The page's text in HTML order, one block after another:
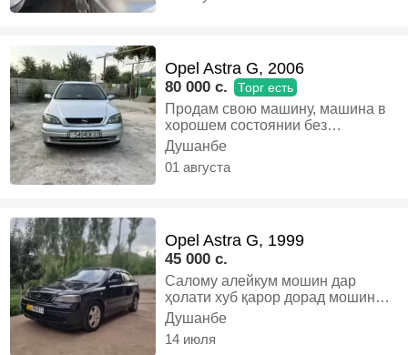
Opel Astra G, 2006
80 000 c. Торг есть
Продам свою машину, машина в
хорошем состоянии без
вложений. Если у вас есть
машины на обмен предложите
посмотрим, Газ, Механика,
Душанбе
01 августа
Opel Astra G, 1999
45 000 c.
Салому алейкум мошин дар
ҳолати хуб қарор дорад мошин
ягон камбуди надора хучати
солона то мохи феврала дорад
утилизация дорад бо арзон
Душанбе
14 июля